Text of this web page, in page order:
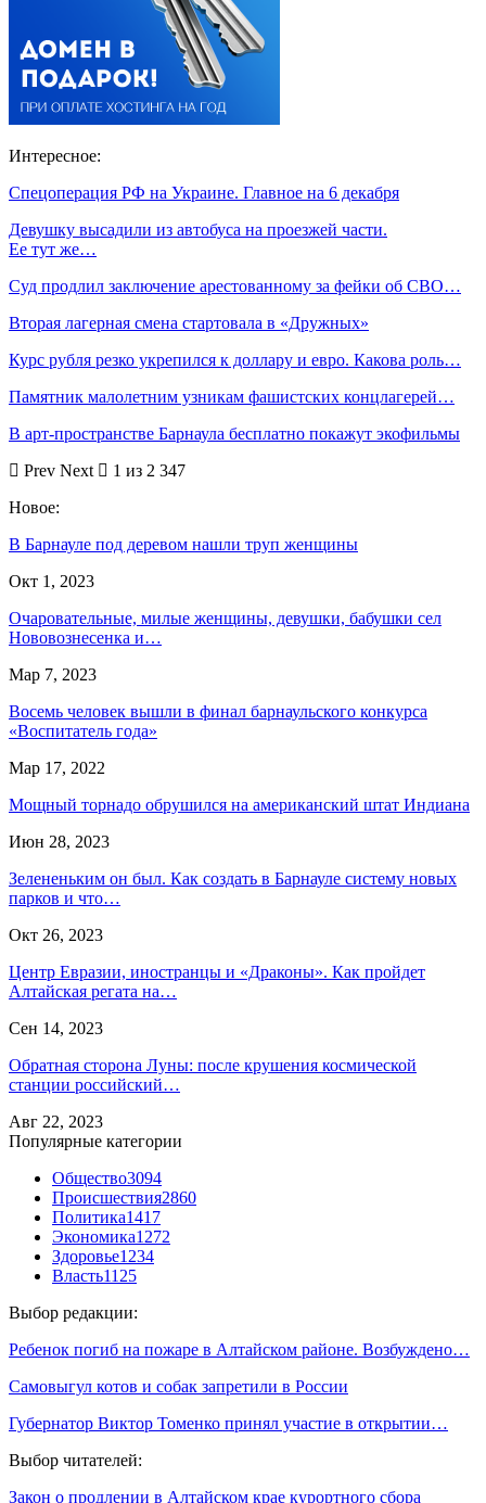
Интересное:
Спецоперация РФ на Украине. Главное на 6 декабря
Девушку высадили из автобуса на проезжей части.
Ее тут же…
Суд продлил заключение арестованному за фейки об СВО…
Вторая лагерная смена стартовала в «Дружных»
Курс рубля резко укрепился к доллару и евро. Какова роль…
Памятник малолетним узникам фашистских концлагерей…
В арт-пространстве Барнаула бесплатно покажут экофильмы
Prev Next
1 из 2 347
Новое:
В Барнауле под деревом нашли труп женщины
Окт 1, 2023
Очаровательные, милые женщины, девушки, бабушки сел
Нововознесенка и…
Мар 7, 2023
Восемь человек вышли в финал барнаульского конкурса
«Воспитатель года»
Мар 17, 2022
Мощный торнадо обрушился на американский штат Индиана
Июн 28, 2023
Зелененьким он был. Как создать в Барнауле систему новых
парков и что…
Окт 26, 2023
Центр Евразии, иностранцы и «Драконы». Как пройдет
Алтайская регата на…
Сен 14, 2023
Обратная сторона Луны: после крушения космической
станции российский…
Авг 22, 2023
Популярные категории
Общество3094
Происшествия2860
Политика1417
Экономика1272
Здоровье1234
Власть1125
Выбор редакции:
Ребенок погиб на пожаре в Алтайском районе. Возбуждено…
Самовыгул котов и собак запретили в России
Губернатор Виктор Томенко принял участие в открытии…
Выбор читателей:
Закон о продлении в Алтайском крае курортного сбора